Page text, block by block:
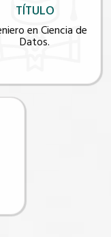
TÍTULO
en Ciencia de
Datos.